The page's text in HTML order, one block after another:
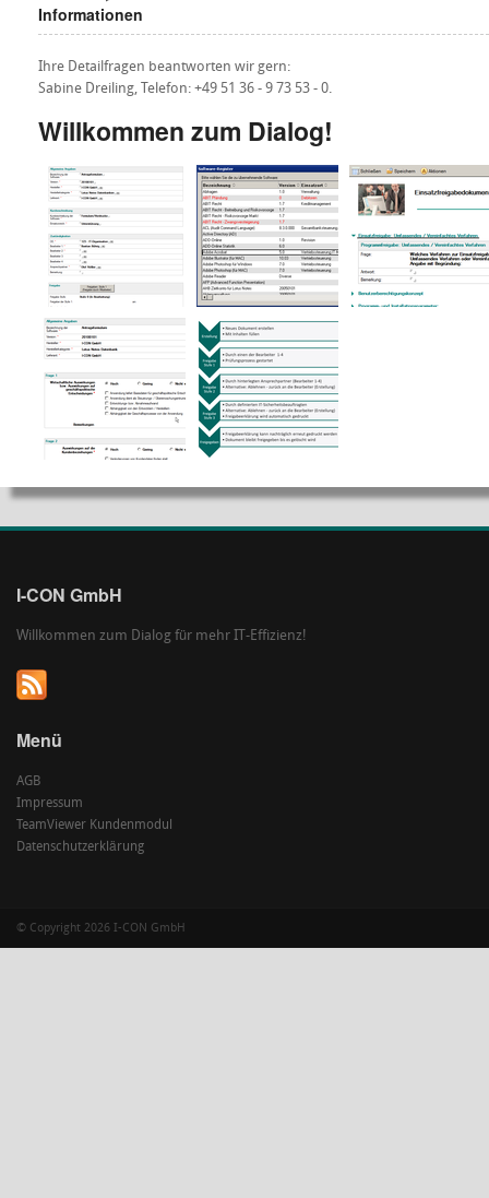
Informationen
Ihre Detailfragen beantworten wir gern:
Sabine Dreiling, Telefon: +49 51 36 - 9 73 53 - 0.
Willkommen zum Dialog!
I-CON GmbH
Willkommen zum Dialog für mehr IT-Effizienz!
Menü
AGB
Impressum
TeamViewer Kundenmodul
Datenschutzerklärung
© Copyright 2026 I-CON GmbH